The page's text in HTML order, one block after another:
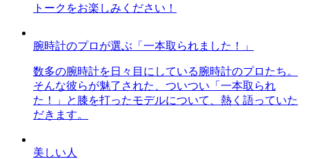
トークをお楽しみください！
腕時計のプロが選ぶ「一本取られました！」
数多の腕時計を日々目にしている腕時計のプロたち。
そんな彼らが魅了された、ついつい「一本取られ
た！」と膝を打ったモデルについて、熱く語っていた
だきます。
美しい人